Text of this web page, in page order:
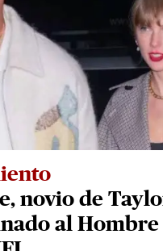
novio de
al Hombre